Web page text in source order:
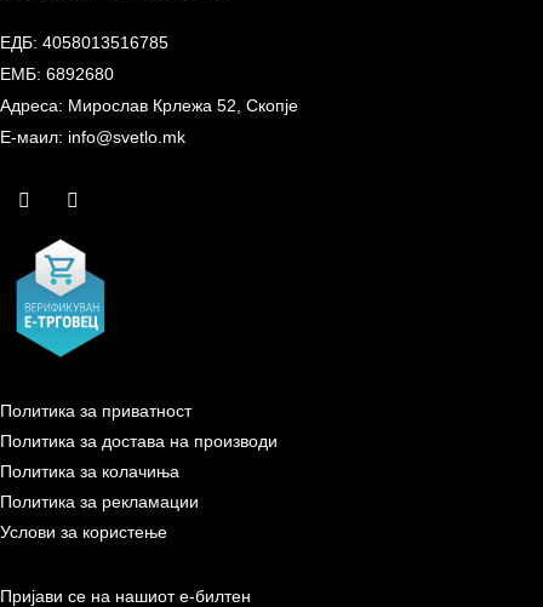
ЕДБ: 4058013516785
ЕМБ: 6892680
Адреса: Мирослав Крлежа 52, Скопје
Е-маил: info@svetlo.mk
Политика за приватност
Политика за достава на производи
Политика за колачиња
Политика за рекламации
Услови за користење
Пријави се на нашиот е-билтен